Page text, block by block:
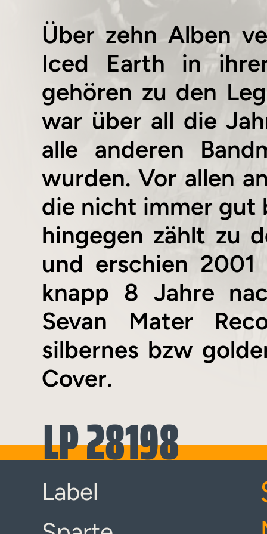
Über zehn Alben
Iced Earth in
gehören zu den
war über all die
alle anderen
wurden. Vor allen
die nicht immer gut
hingegen zählt zu
und erschien
knapp 8 Jahre
Sevan Mater
silbernes bzw
Cover.
LP 28198
Label